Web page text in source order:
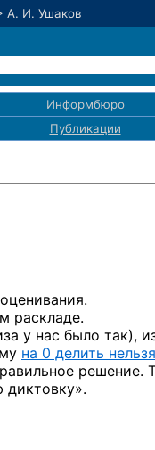
А. И. Ушаков
Информбюро
Публикации
раскладе.
у нас было так),
на 0 делить нельзя